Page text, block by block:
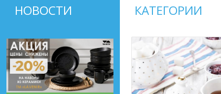
НОВОСТИ КАТЕГОРИИ